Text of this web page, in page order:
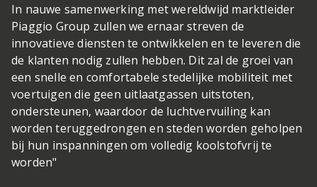
In nauwe samenwerking met wereldwijd marktleider
Piaggio Group zullen we ernaar streven de
innovatieve diensten te ontwikkelen en te leveren die
de klanten nodig zullen hebben. Dit zal de groei van
een snelle en comfortabele stedelijke mobiliteit met
voertuigen die geen uitlaatgassen uitstoten,
ondersteunen, waardoor de luchtvervuiling kan
worden teruggedrongen en steden worden geholpen
bij hun inspanningen om volledig koolstofvrij te
worden"